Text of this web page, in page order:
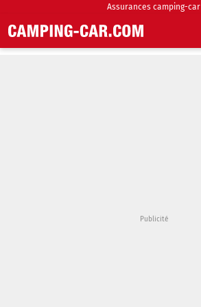
Assurances camping-car